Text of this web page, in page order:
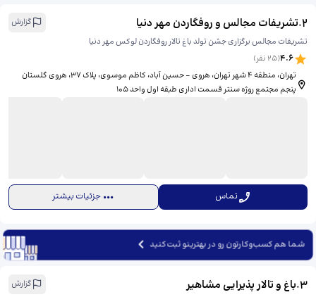
2
.تشریفات مجالس و روفگاردن مهر دنیا
گزارش
تشریفات مجالس برگزاری جشن تولد باغ تالار روفگاردن لوکس مهر دنیا
4.6
(
25نفر)
تهران، منطقه ۴ شهر تهران، هروی - حسین آباد، کاظم موسوی، پلاک 37، ​هروی گلستان
پنجم مجتمع روژه سنتر قسمت اداری طبقه اول واحد 105
تماس جزئیات بیشتر
شما هم کسب‌وکارتون رو در بهترینو ثبت کنید
3
.باغ و تالار پذیرایی مشاهیر
گزارش